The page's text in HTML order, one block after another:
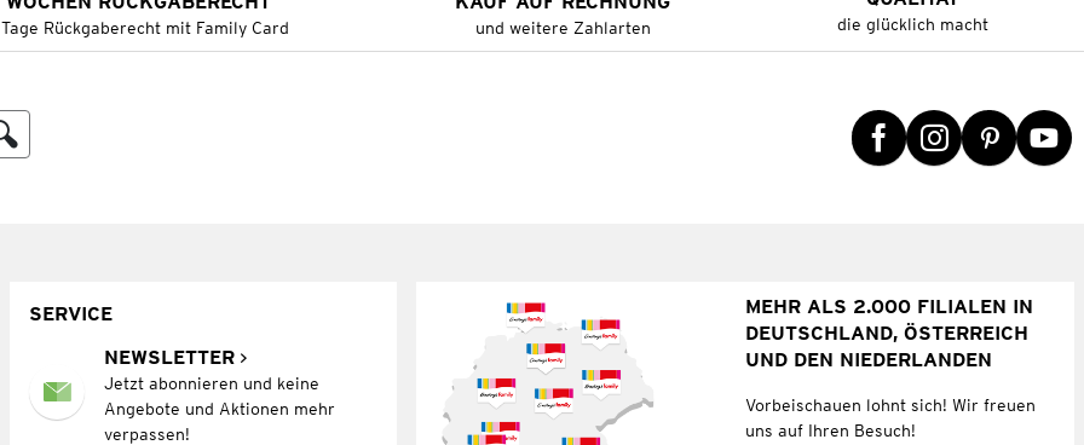
Rückgaberecht mit Family Card und weitere Zahlarten die glücklich macht
SERVICE
NEWSLETTER
Jetzt abonnieren und keine
Angebote und Aktionen mehr
verpassen!
MEHR ALS 2.000 FILIALEN IN
DEUTSCHLAND, ÖSTERREICH
UND DEN NIEDERLANDEN
Vorbeischauen lohnt sich! Wir freuen
uns auf Ihren Besuch!